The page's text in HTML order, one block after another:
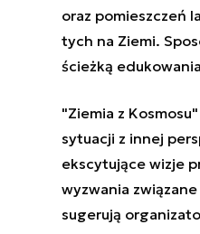
oraz pomieszczeń
tych na Ziemi.
ścieżką
"Ziemia z
sytuacji z innej
ekscytujące wizje
wyzwania
sugerują